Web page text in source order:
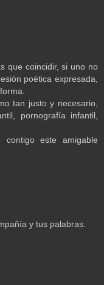
que coincidir, si uno no
poética expresada,
tan justo y necesario,
pornografía infantil,
este amigable
y tus palabras.